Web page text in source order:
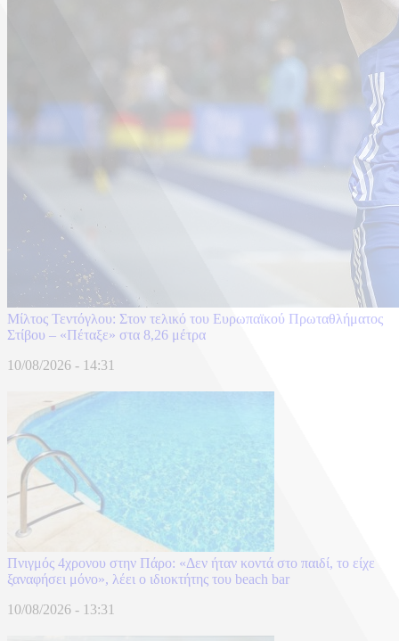
Μίλτος Τεντόγλου: Στον τελικό του Ευρωπαϊκού Πρωταθλήματος
Στίβου – «Πέταξε» στα 8,26 μέτρα
10/08/2026 - 14:31
Πνιγμός 4χρονου στην Πάρο: «Δεν ήταν κοντά στο παιδί, το είχε
ξαναφήσει μόνο», λέει ο ιδιοκτήτης του beach bar
10/08/2026 - 13:31